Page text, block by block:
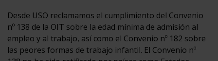
Desde USO reclamamos el cumplimiento del Convenio
nº 138 de la OIT sobre la edad mínima de admisión al
empleo y al trabajo, así como el Convenio nº 182 sobre
las peores formas de trabajo infantil. El Convenio nº